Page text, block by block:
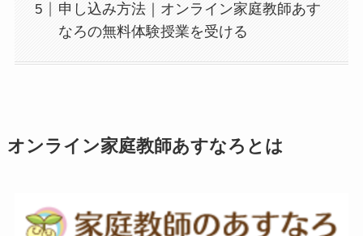
申し込み方法｜オンライン家庭教師あす
なろの無料体験授業を受ける
オンライン家庭教師あすなろとは